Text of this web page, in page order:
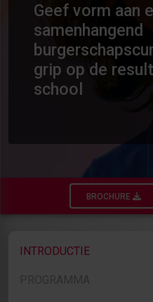
Geef vorm aan
samenhangend
grip op de
school
BROCHURE
INTRODUCTIE